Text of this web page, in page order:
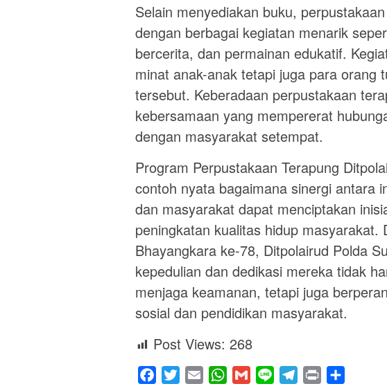
Selain menyediakan buku,
dengan berbagai kegiatan menarik
bercerita, dan permainan edukatif.
minat anak-anak tetapi juga para orang
tersebut. Keberadaan perpustakaan
kebersamaan yang mempererat
dengan masyarakat setempat.
Program Perpustakaan Terapung
contoh nyata bagaimana sinergi antara
dan masyarakat dapat menciptakan
peningkatan kualitas hidup masyarakat.
Bhayangkara ke-78, Ditpolairud Polda
kepedulian dan dedikasi mereka tidak
menjaga keamanan, tetapi juga
sosial dan pendidikan masyarakat.
Post Views: 268
Facebook
Twitter Email WhatsApp
Gmail Line Telegram
Print